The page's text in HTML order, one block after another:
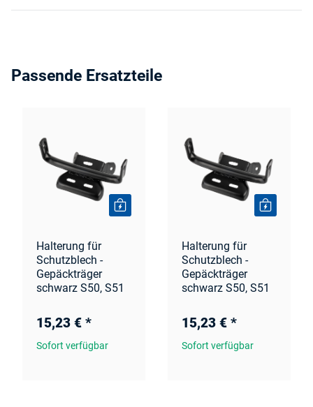
Passende Ersatzteile
Halterung für
Schutzblech -
Gepäckträger
schwarz S50, S51
15,23 € *
Sofort verfügbar
Halterung für
Schutzblech -
Gepäckträger
schwarz S50, S51
15,23 € *
Sofort verfügbar